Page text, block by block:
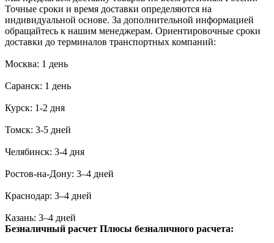
Точные сроки и время доставки определяются на
индивидуальной основе. За дополнительной информацией
обращайтесь к нашим менеджерам. Ориентировочные сроки
доставки до терминалов транспортных компаний:
Москва: 1 день
Саранск: 1 день
Курск: 1-2 дня
Томск: 3-5 дней
Челябинск: 3-4 дня
Ростов-на-Дону: 3–4 дней
Краснодар: 3–4 дней
Казань: 3–4 дней
Безналичный расчет Плюсы безналичного расчета: